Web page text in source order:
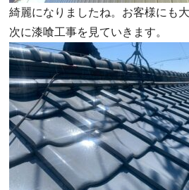
綺麗になりましたね。お客様にも
次に漆喰工事を見ていきます。